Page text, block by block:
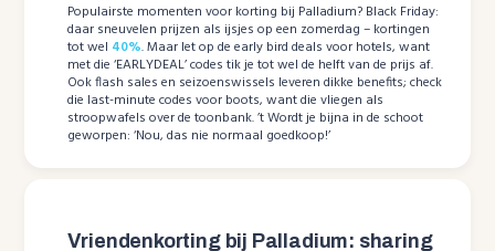
Populairste momenten voor korting bij Palladium? Black Friday:
daar sneuvelen prijzen als ijsjes op een zomerdag – kortingen
tot wel 40%. Maar let op de early bird deals voor hotels, want
met die ‘EARLYDEAL’ codes tik je tot wel de helft van de prijs af.
Ook flash sales en seizoenswissels leveren dikke benefits; check
die last-minute codes voor boots, want die vliegen als
stroopwafels over de toonbank. ’t Wordt je bijna in de schoot
geworpen: ‘Nou, das nie normaal goedkoop!’
Vriendenkorting bij Palladium: sharing